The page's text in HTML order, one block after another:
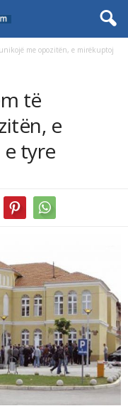
me opozitën, e mirëkuptoj
të
e
tyre